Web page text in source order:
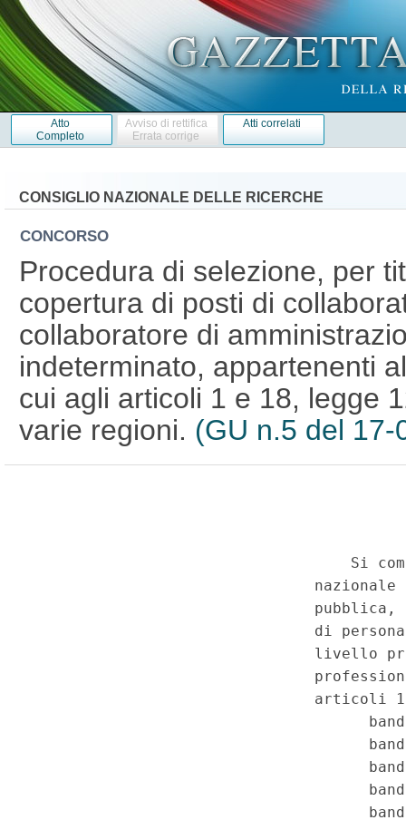
Atto
Completo
Avviso di rettifica
Errata corrige
Atti correlati
CONSIGLIO NAZIONALE DELLE RICERCHE
CONCORSO
Procedura di selezione, per
copertura di posti di
collaboratore di
indeterminato, appartenenti
cui agli articoli 1 e 18, legge
varie regioni. (GU n.5 del 17-